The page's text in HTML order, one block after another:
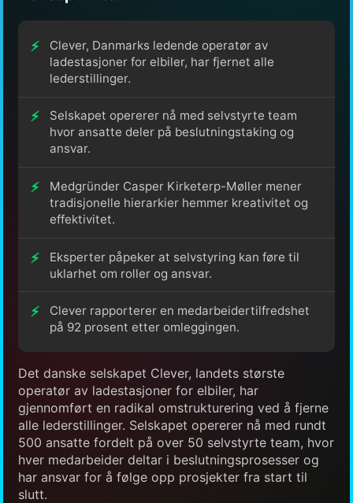
Clever, Danmarks ledende operatør av
ladestasjoner for elbiler, har fjernet alle
lederstillinger.
Selskapet opererer nå med selvstyrte team
hvor ansatte deler på beslutningstaking og
ansvar.
Medgründer Casper Kirketerp-Møller mener
tradisjonelle hierarkier hemmer kreativitet og
effektivitet.
Eksperter påpeker at selvstyring kan føre til
uklarhet om roller og ansvar.
Clever rapporterer en medarbeidertilfredshet
på 92 prosent etter omleggingen.
Det danske selskapet Clever, landets største
operatør av ladestasjoner for elbiler, har
gjennomført en radikal omstrukturering ved å fjerne
alle lederstillinger. Selskapet opererer nå med rundt
500 ansatte fordelt på over 50 selvstyrte team, hvor
hver medarbeider deltar i beslutningsprosesser og
har ansvar for å følge opp prosjekter fra start til
slutt.